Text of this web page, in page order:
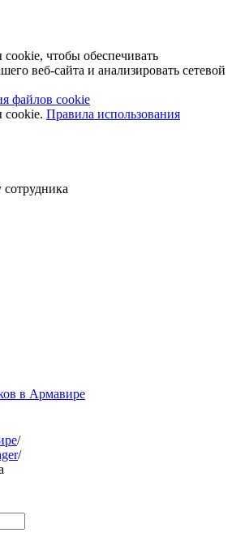
чтобы обеспечивать
веб-сайта и анализировать сетевой
файлов cookie
Правила использования
в Армавире
/
/